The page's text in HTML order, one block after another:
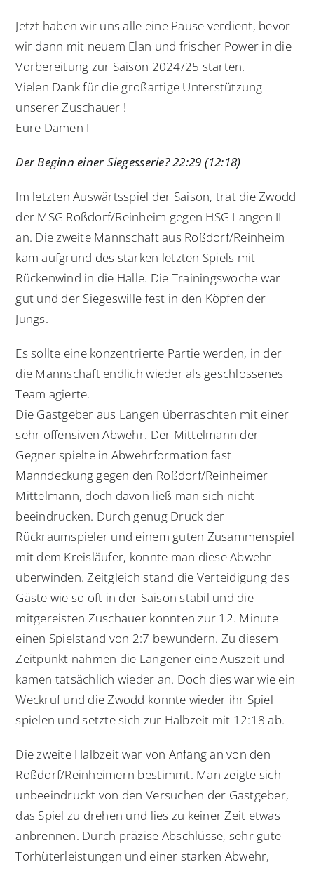
Jetzt haben wir uns alle eine Pause verdient, bevor
wir dann mit neuem Elan und frischer Power in die
Vorbereitung zur Saison 2024/25 starten.
Vielen Dank für die großartige Unterstützung
unserer Zuschauer !
Eure Damen I
Der Beginn einer Siegesserie? 22:29 (12:18)
Im letzten Auswärtsspiel der Saison, trat die Zwodd
der MSG Roßdorf/Reinheim gegen HSG Langen II
an. Die zweite Mannschaft aus Roßdorf/Reinheim
kam aufgrund des starken letzten Spiels mit
Rückenwind in die Halle. Die Trainingswoche war
gut und der Siegeswille fest in den Köpfen der
Jungs.
Es sollte eine konzentrierte Partie werden, in der
die Mannschaft endlich wieder als geschlossenes
Team agierte.
Die Gastgeber aus Langen überraschten mit einer
sehr offensiven Abwehr. Der Mittelmann der
Gegner spielte in Abwehrformation fast
Manndeckung gegen den Roßdorf/Reinheimer
Mittelmann, doch davon ließ man sich nicht
beeindrucken. Durch genug Druck der
Rückraumspieler und einem guten Zusammenspiel
mit dem Kreisläufer, konnte man diese Abwehr
überwinden. Zeitgleich stand die Verteidigung des
Gäste wie so oft in der Saison stabil und die
mitgereisten Zuschauer konnten zur 12. Minute
einen Spielstand von 2:7 bewundern. Zu diesem
Zeitpunkt nahmen die Langener eine Auszeit und
kamen tatsächlich wieder an. Doch dies war wie ein
Weckruf und die Zwodd konnte wieder ihr Spiel
spielen und setzte sich zur Halbzeit mit 12:18 ab.
Die zweite Halbzeit war von Anfang an von den
Roßdorf/Reinheimern bestimmt. Man zeigte sich
unbeeindruckt von den Versuchen der Gastgeber,
das Spiel zu drehen und lies zu keiner Zeit etwas
anbrennen. Durch präzise Abschlüsse, sehr gute
Torhüterleistungen und einer starken Abwehr,